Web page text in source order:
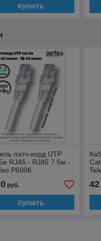
Купить
патч-корд UTP
RJ45 - RJ45 7.5м -
P6006
руб.
Купить
42